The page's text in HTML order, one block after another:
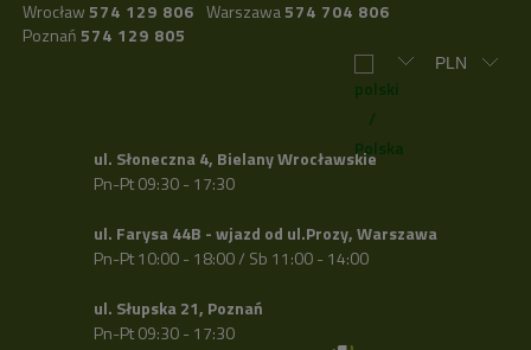
Wrocław 574 129 806 Warszawa574 704 806
Poznań 574 129 805
ul. Słoneczna 4, Bielany Wrocławskie
Pn-Pt 09:30 - 17:30
ul. Farysa 44B - wjazd od ul.Prozy, Warszawa
Pn-Pt 10:00 - 18:00 / Sb 11:00 - 14:00
ul. Słupska 21, Poznań
Pn-Pt 09:30 - 17:30